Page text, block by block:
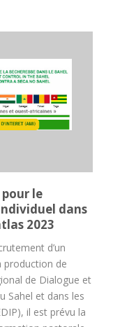
le
dans
2023
d’un
production de
de Dialogue et
Sahel et dans les
il est prévu la